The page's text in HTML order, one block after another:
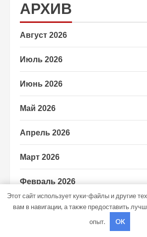
АРХИВ
Август 2026
Июль 2026
Июнь 2026
Май 2026
Апрель 2026
Март 2026
Февраль 2026
Январь 2026
Этот сайт использует куки-файлы и другие
вам в навигации, а также предоставить
опыт.
OK